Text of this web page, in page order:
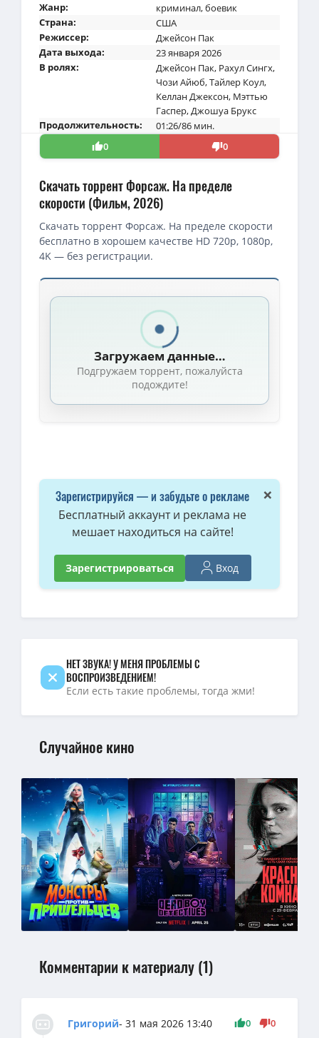
Жанр:
криминал,боевик
Страна:
США
Режиссер:
Джейсон Пак
Дата выхода:
23 января 2026
В ролях:
Джейсон Пак, Рахул Сингх,
Чози Айюб,Тайлер Коул,
Келлан Джексон, Мэттью
Гаспер,Джошуа Брукс
Продолжительность:
01:26/86 мин.
0
0
Скачать торрент Форсаж. На пределе
скорости (Фильм, 2026)
Скачать торрент Форсаж. На пределе скорости
бесплатно в хорошем качестве HD 720p, 1080p,
4K — без регистрации.
Скачать торрент — Форсаж. На пределе скорости / Speed
Форсаж. На пределе скорости / Speed Faster (Джейсон Пак /
1080p — Форсаж. На пределе скорости / Speed Faster (2026)
1080p — Форсаж. На пределе скорости / Speed Faster (2026)
1080p — Форсаж. На пределе скорости / Speed Faster (2026)
Форсаж. На пределе скорости / Speed Faster (2026) WEB-
Форсаж. На пределе скорости / Speed Faster (2026) WEB-DLRip
Загружаем данные…
Подгружаем торрент, пожалуйста
подождите!
×
Зарегистрируйся — и забудьте о рекламе
Бесплатный аккаунт и реклама не
мешает находиться на сайте!
Зарегистрироваться Вход
НЕТ ЗВУКА! У МЕНЯ ПРОБЛЕМЫ С
ВОСПРОИЗВЕДЕНИЕМ!
Если есть такие проблемы, тогда жми!
Случайное кино
Комментарии к материалу (1)
Григорий- 31 мая 2026 13:40 0 0